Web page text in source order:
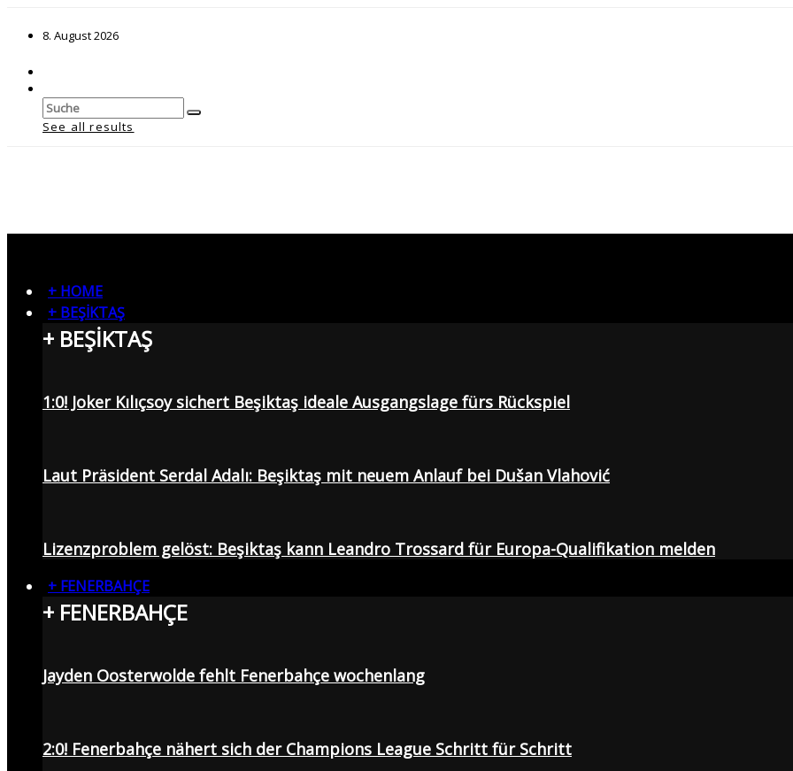
8. August 2026
See all results
+ HOME
+ BEŞİKTAŞ
+ BEŞİKTAŞ
1:0! Joker Kılıçsoy sichert Beşiktaş ideale Ausgangslage fürs Rückspiel
Laut Präsident Serdal Adalı: Beşiktaş mit neuem Anlauf bei Dušan Vlahović
Lizenzproblem gelöst: Beşiktaş kann Leandro Trossard für Europa-Qualifikation melden
+ FENERBAHÇE
+ FENERBAHÇE
Jayden Oosterwolde fehlt Fenerbahçe wochenlang
2:0! Fenerbahçe nähert sich der Champions League Schritt für Schritt